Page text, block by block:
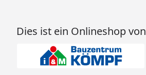
Dies ist ein Onlineshop von